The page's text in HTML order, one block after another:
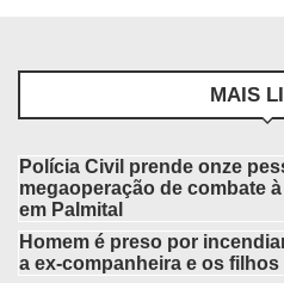
MAIS
Polícia Civil prende onze
megaoperação de combate
em Palmital
Homem é preso por
a ex-companheira e os filhos